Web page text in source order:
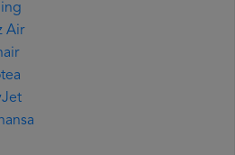
Air